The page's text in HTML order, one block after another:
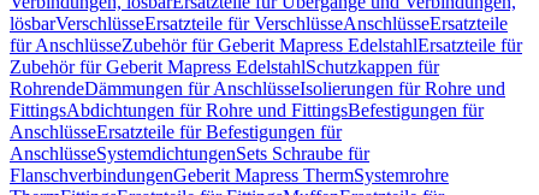
lösbarVerschlüsseErsatzteile für VerschlüsseAnschlüsseErsatzteile
für AnschlüsseZubehör für Geberit Mapress EdelstahlErsatzteile für
Zubehör für Geberit Mapress EdelstahlSchutzkappen für
RohrendeDämmungen für AnschlüsseIsolierungen für Rohre und
FittingsAbdichtungen für Rohre und FittingsBefestigungen für
AnschlüsseErsatzteile für Befestigungen für
AnschlüsseSystemdichtungenSets Schraube für
FlanschverbindungenGeberit Mapress ThermSystemrohre